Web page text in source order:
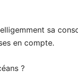
sa
en compte.
?